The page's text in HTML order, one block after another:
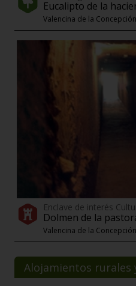
Eucalipto de la
Valencina de la Concepción
Enclave de interés
Dolmen de la
Valencina de la Concepción
Alojamientos rurales